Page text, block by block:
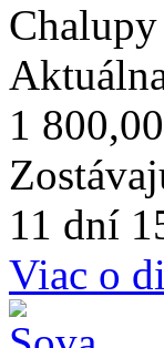
1
11 dní
Viac o